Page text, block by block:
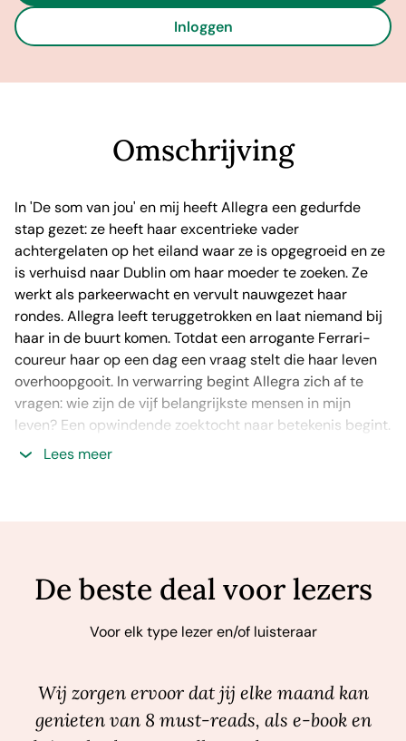
Inloggen
Omschrijving
In 'De som van jou' en mij heeft Allegra een gedurfde
stap gezet: ze heeft haar excentrieke vader
achtergelaten op het eiland waar ze is opgegroeid en ze
is verhuisd naar Dublin om haar moeder te zoeken. Ze
werkt als parkeerwacht en vervult nauwgezet haar
rondes. Allegra leeft teruggetrokken en laat niemand bij
haar in de buurt komen. Totdat een arrogante Ferrari-
coureur haar op een dag een vraag stelt die haar leven
overhoopgooit. In verwarring begint Allegra zich af te
vragen: wie zijn de vijf belangrijkste mensen in mijn
leven? Een opwindende zoektocht naar betekenis begint.
Lees meer
De beste deal voor lezers
Voor elk type lezer en/of luisteraar
Wij zorgen ervoor dat jij elke maand kan
genieten van 8 must-reads, als e-book en